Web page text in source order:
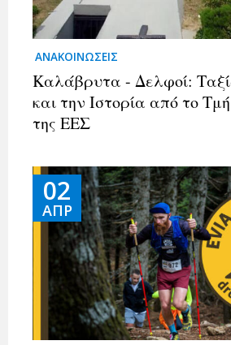
ΑΝΑΚΟΙΝΩΣΕΙΣ
Καλάβρυτα - Δελφοί:
και την Ιστορία από το
της ΕΕΣ
02
ΑΠΡ